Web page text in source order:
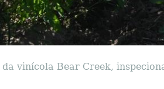
vinícola Bear Creek,